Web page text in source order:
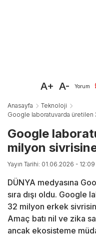
A+ A- Yorum
Anasayfa
Teknoloji
Google laboratuvarda üretilen
Google
milyon
Yayın Tarihi: 01.06.2026 - 12:09
DÜNYA medyasına
sıra dışı oldu. Google
32 milyon erkek
Amaç batı nil ve zika
ancak ekosisteme